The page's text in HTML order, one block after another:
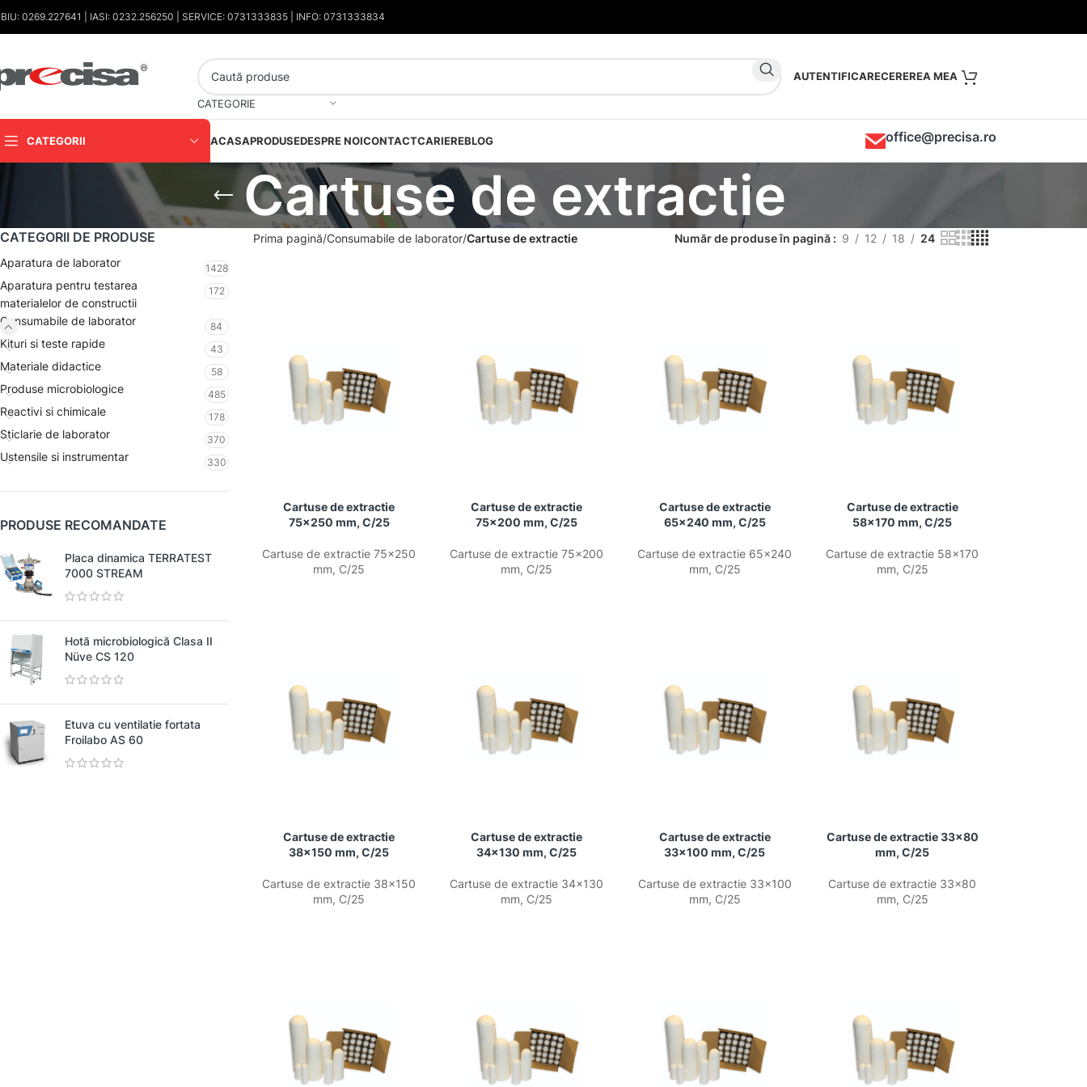
0269.227641 | IASI: 0232.256250 | SERVICE: 0731333835 | INFO: 0731333834
CATEGORIE
AUTENTIFICARE
CATEGORII ACASAPRODUSEDESPRE NOICONTACTCARIEREBLOG office@precisa.ro
Cartuse de extractie
CATEGORII DE PRODUSE
Aparatura de laborator 1428
Aparatura pentru testarea
materialelor de constructii
172
Consumabile de laborator 84
Kituri si teste rapide 43
Materiale didactice 58
Produse microbiologice 485
Reactivi si chimicale 178
Sticlarie de laborator 370
Ustensile si instrumentar 330
PRODUSE RECOMANDATE
Placa dinamica TERRATEST
7000 STREAM
Hotă microbiologică Clasa II
Nüve CS 120
Etuva cu ventilatie fortata
Froilabo AS 60
Prima pagină Consumabile de laborator Cartuse de extractie Număr de produse în pagină 9 12 18 24
Cartuse de extractie
75×250 mm, C/25
Cartuse de extractie 75×250
mm, C/25
Cartuse de extractie
75×200 mm, C/25
Cartuse de extractie 75×200
mm, C/25
Cartuse de extractie
65×240 mm, C/25
Cartuse de extractie 65×240
mm, C/25
Cartuse de extractie
58×170 mm, C/25
Cartuse de extractie 58×170
mm, C/25
Cartuse de extractie
38×150 mm, C/25
Cartuse de extractie 38×150
mm, C/25
Cartuse de extractie
34×130 mm, C/25
Cartuse de extractie 34×130
mm, C/25
Cartuse de extractie
33×100 mm, C/25
Cartuse de extractie 33×100
mm, C/25
Cartuse de extractie 33×80
mm, C/25
Cartuse de extractie 33×80
mm, C/25